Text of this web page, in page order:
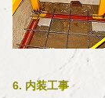
6. 内装工事